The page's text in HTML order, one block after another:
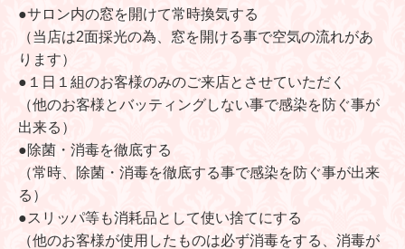
●サロン内の窓を開けて常時換気する
（当店は2面採光の為、窓を開ける事で空気の流れがあ
ります）
●１日１組のお客様のみのご来店とさせていただく
（他のお客様とバッティングしない事で感染を防ぐ事が
出来る）
●除菌・消毒を徹底する
（常時、除菌・消毒を徹底する事で感染を防ぐ事が出来
る）
●スリッパ等も消耗品として使い捨てにする
（他のお客様が使用したものは必ず消毒をする、消毒が